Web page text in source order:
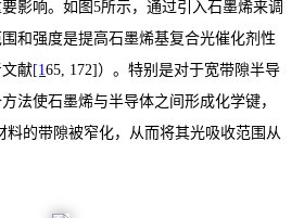
影响。如图5所示，通过引入石墨烯来调
和强度是提高石墨烯基复合光催化剂性
献[1 65, 172]）。特别是对于宽带隙半导
法使石墨烯与半导体之间形成化学键，
料的带隙被窄化，从而将其光吸收范围从